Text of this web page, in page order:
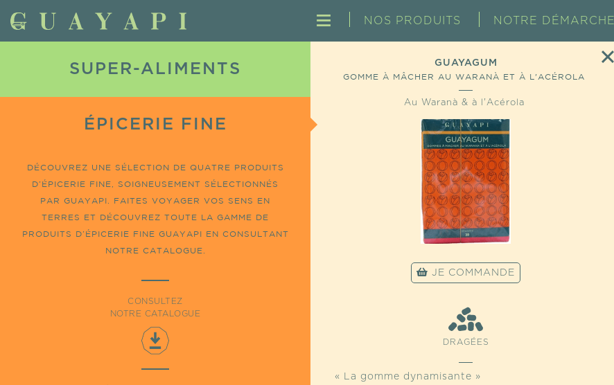
NOS PRODUITS NOTRE DÉMARCHE
SUPER-ALIMENTS
ÉPICERIE FINE
DÉCOUVREZ UNE SÉLECTION DE QUATRE PRODUITS
D’ÉPICERIE FINE, SOIGNEUSEMENT SÉLECTIONNÉS
PAR GUAYAPI. FAITES VOYAGER VOS SENS EN
TERRES ET DÉCOUVREZ TOUTE LA GAMME DE
PRODUITS D’ÉPICERIE FINE GUAYAPI EN CONSULTANT
NOTRE CATALOGUE.
CONSULTEZ
NOTRE CATALOGUE
GUAYAGUM
GOMME À MÂCHER AU WARANÀ ET À L'ACÉROLA
Au Waranà & à l'Acérola
JE COMMANDE
DRAGÉES
« La gomme dynamisante »